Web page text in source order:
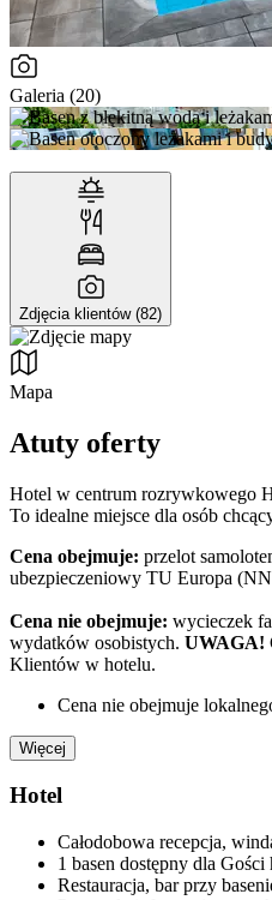
Galeria (20)
Zdjęcia klientów (82)
Mapa
Atuty oferty
Hotel w centrum rozrywkowego
To idealne miejsce dla osób
Cena obejmuje: przelot
ubezpieczeniowy TU Europa
Cena nie obejmuje: wycieczek
wydatków osobistych. UWAGA!
Klientów w hotelu.
Cena nie obejmuje
Więcej
Hotel
Całodobowa recepcja,
1 basen dostępny dla Gości
Restauracja, bar przy